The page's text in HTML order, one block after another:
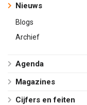
Nieuws
Blogs
Archief
Agenda
Magazines
Cijfers en feiten